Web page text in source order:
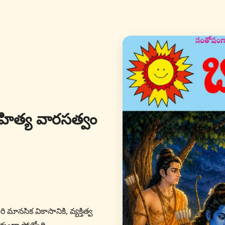
వారసత్వం
మానసిక వికాసానికి, వ్యక్తిత్వ